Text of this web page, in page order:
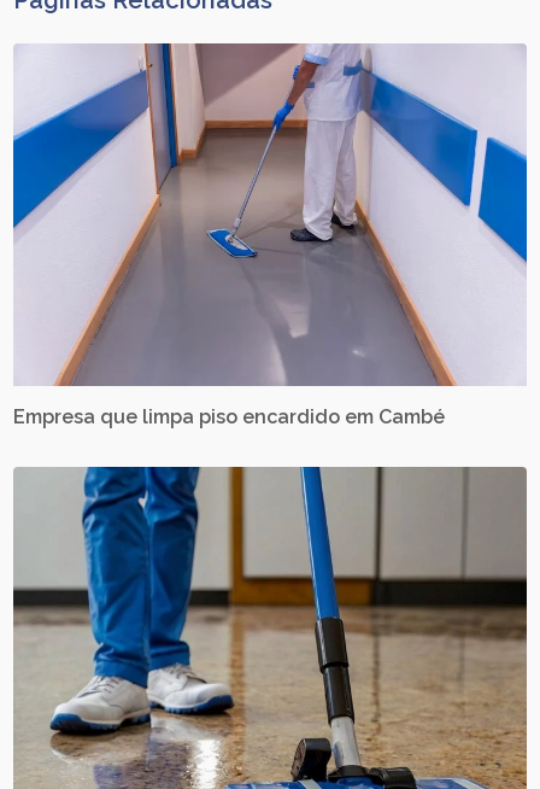
Empresa que limpa piso encardido em Cambé